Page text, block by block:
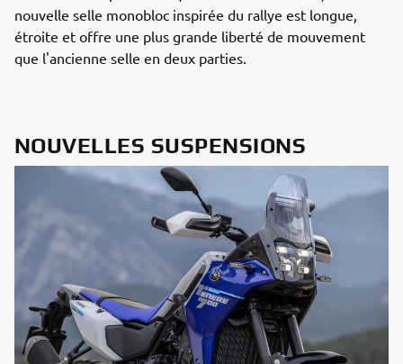
nouvelle selle monobloc inspirée du rallye est longue,
étroite et offre une plus grande liberté de mouvement
que l'ancienne selle en deux parties.
NOUVELLES SUSPENSIONS